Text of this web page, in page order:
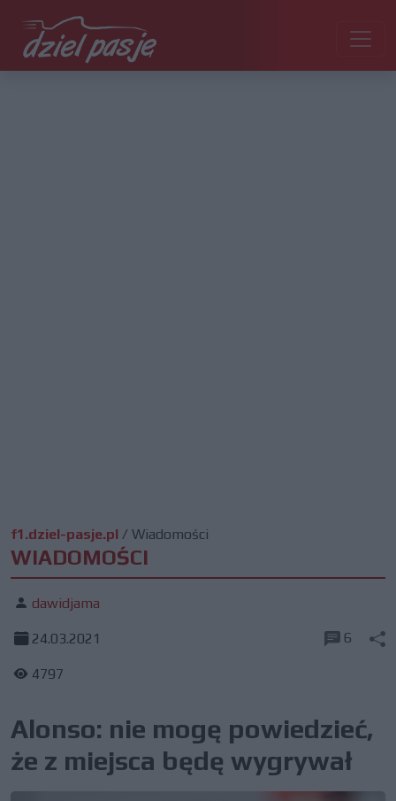
f1.dziel-pasje.pl / Wiadomości
WIADOMOŚCI
dawidjama
24.03.2021
4797
6
Alonso: nie mogę powiedzieć,
że z miejsca będę wygrywał